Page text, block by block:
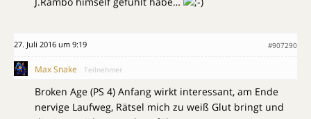
27. Juli 2016 um 9:19 #907290
Max Snake Teilnehmer
Broken Age (PS 4) Anfang wirkt interessant, am Ende
nervige Laufweg, Rätsel mich zu weiß Glut bringt und